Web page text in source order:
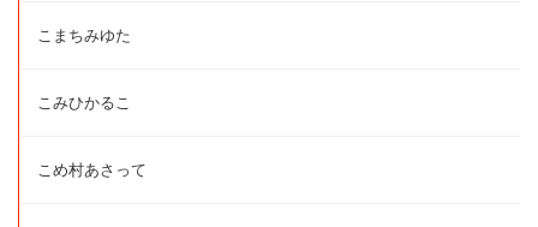
こまちみゆた
こみひかるこ
こめ村あさって